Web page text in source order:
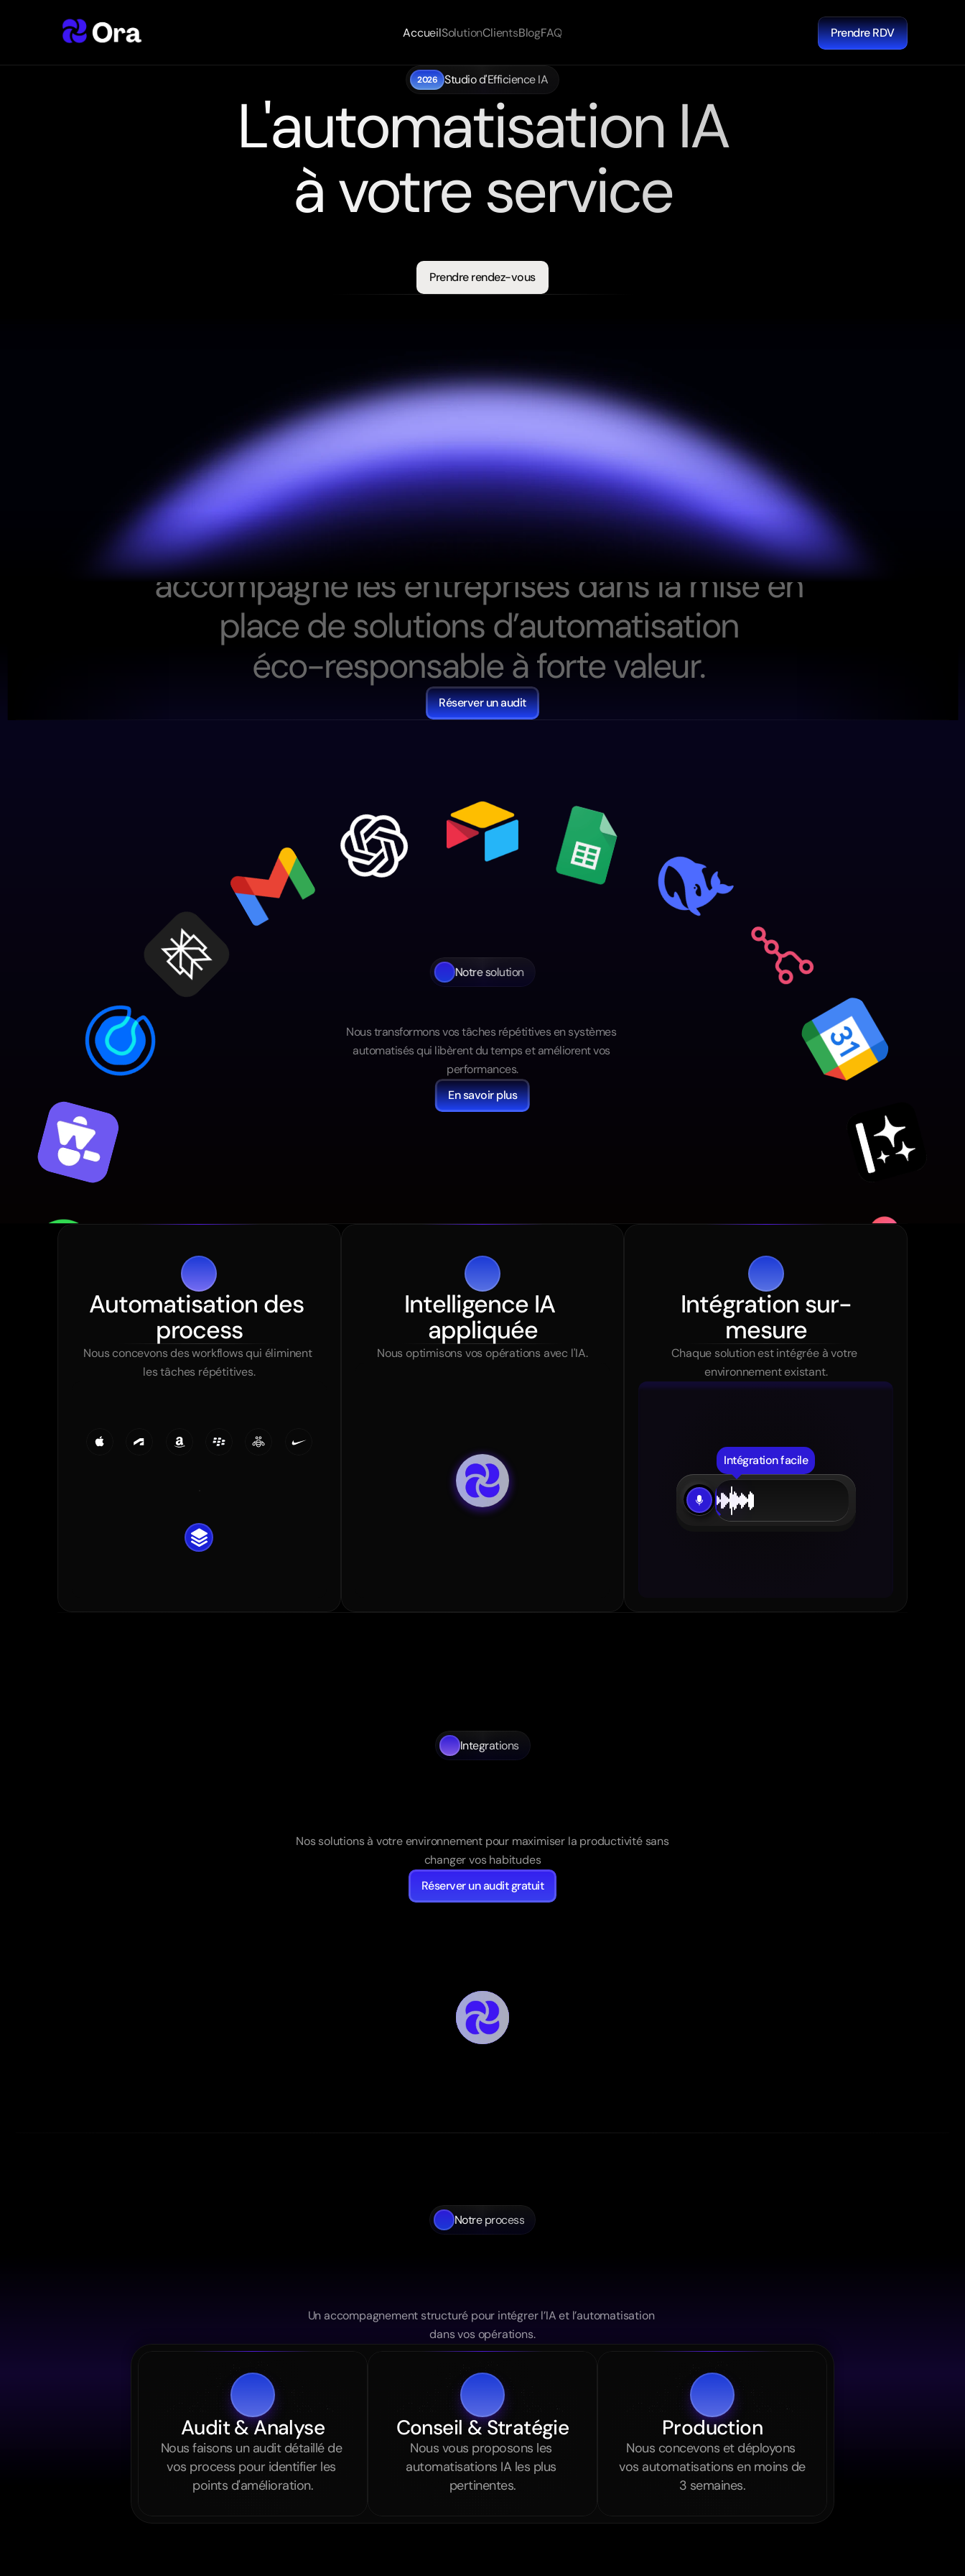
AccueilSolutionClientsBlogFAQ Prendre RDV
2026 Studio d'Efficience IA
L'automatisation IA
à votre service
optimiservosopérationsetbooster
Prendre rendez-vous
Àlacroiséeduconseiletdelatechnologie,Ora
accompagne les entreprises dans la miseen
place de solutions d’automatisation
éco-responsable àfortevaleur.
Réserver un audit
Notre solution
Nous transformons vos tâches répétitives en systèmes
automatisés qui libèrent du temps et améliorent vos
performances.
En savoir plus
Automatisation des
process
Nous concevons des workflows qui éliminent
les tâches répétitives.
Intelligence IA
appliquée
Nous optimisons vos opérations avec l'IA.
Connexions Personnalisé
Administratif
Infrastructure Design
Connexions
Personnalisé Connexions Design
Intégration sur-
mesure
Chaque solution est intégrée à votre
environnement existant.
Intégration facile
Integrations
Nos solutions à votre environnement pour maximiser la productivité sans
changer vos habitudes
Réserver un audit gratuit
Notre process
Un accompagnement structuré pour intégrer l’IA et l’automatisation
dans vos opérations.
Audit & Analyse
Nous faisons un audit détaillé de
vos process pour identifier les
points d'amélioration.
Conseil & Stratégie
Nous vous proposons les
automatisations IA les plus
pertinentes.
Production
Nous concevons et déployons
vos automatisations en moins de
3 semaines.